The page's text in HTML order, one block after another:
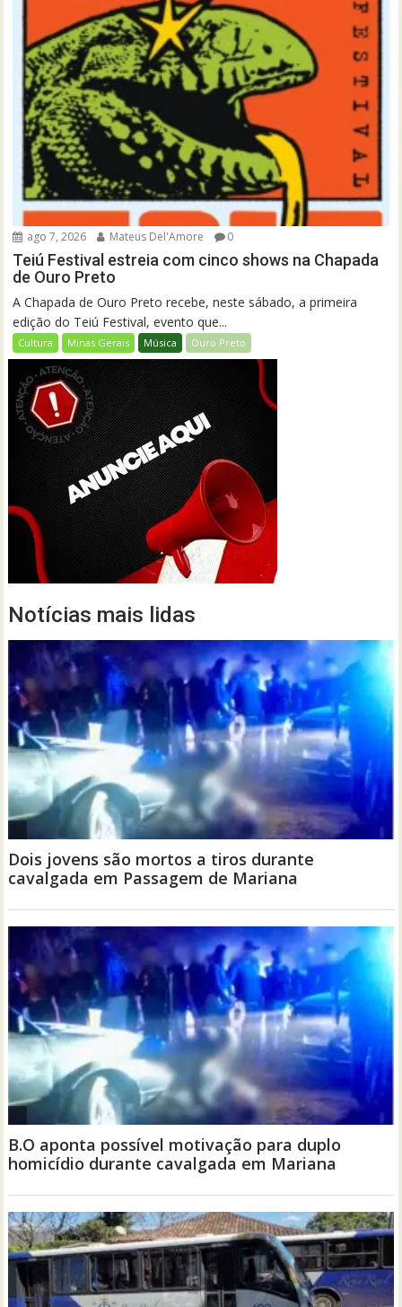
ago 7, 2026 Mateus Del'Amore 0
Teiú Festival estreia com cinco shows na Chapada
de Ouro Preto
A Chapada de Ouro Preto recebe, neste sábado, a primeira
edição do Teiú Festival, evento que...
Cultura Minas Gerais Música Ouro Preto
Notícias mais lidas